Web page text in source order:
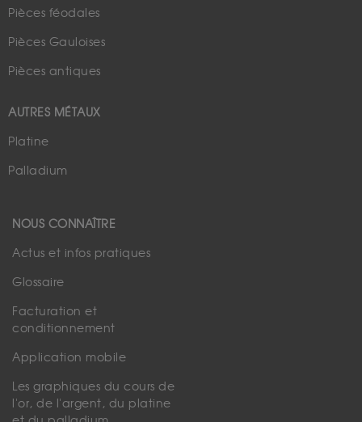
Pièces féodales
Pièces Gauloises
Pièces antiques
AUTRES MÉTAUX
Platine
Palladium
NOUS CONNAÎTRE
Actus et infos pratiques
Glossaire
Facturation et
conditionnement
Application mobile
Les graphiques du cours de
l'or, de l'argent, du platine